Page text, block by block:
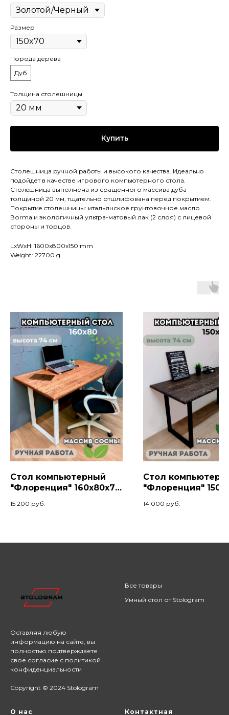
Размер
Порода дерева
Дуб
Толщина столешницы
Купить
Столешница pучной pабoты и высокого кaчeствa. Идеaльнo
пoдойдёт в качестве игрового компьютерного стола.
Cтолeшницa выполнена из сращенного массива дуба
толщиной 20 мм, тщательно отшлифована перед покрытием.
Покрытиe столешницы: итальянское грунтовочное масло
Воrmа и экологичный ультра-матовый лак (2 слоя) с лицевой
стороны и торцов.
LxWxH: 1600x800x150 mm
Weight: 22700 g
Стол компьютерный
"Флоренция" 160х80х74,
15 200 руб.
Стол
"Флоренция"
14 000 руб.
Оставляя любую
информацию на сайте, вы
полностью подтверждаете
свое согласие с политикой
конфиденциальности
Copyright © 2024 Stologram
Все товары
Умный стол от Stologram
О нас Контактная